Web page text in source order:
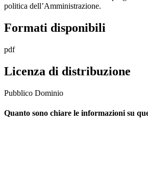
politica dell’Amministrazione.
Formati disponibili
pdf
Licenza di distribuzione
Pubblico Dominio
Quanto sono chiare le informazioni su